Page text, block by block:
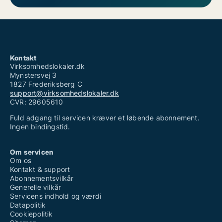
Kontakt
Virksomhedslokaler.dk
Mynstersvej 3
1827 Frederiksberg C
support@virksomhedslokaler.dk
CVR: 29605610
Fuld adgang til servicen kræver et løbende abonnement.
Ingen bindingstid.
Om servicen
Om os
Kontakt & support
Abonnementsvilkår
Generelle vilkår
Servicens indhold og værdi
Datapolitik
Cookiepolitik